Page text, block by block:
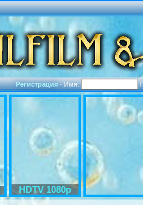
Регистрация·Имя:
HDTV 1080p